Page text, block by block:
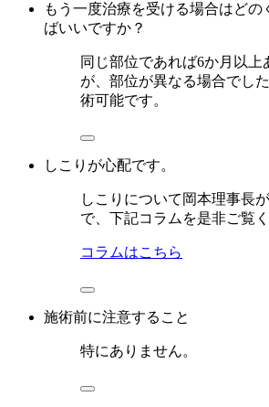
もう一度治療を受ける場合はど
ばいいですか？
同じ部位であれば6か月以上
が、部位が異なる場合でし
術可能です。
しこりが心配です。
しこりについて岡本理事長
で、下記コラムを是非ご覧く
コラムはこちら
施術前に注意すること
特にありません。